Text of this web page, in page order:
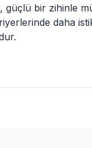
güçlü bir zihinle
daha